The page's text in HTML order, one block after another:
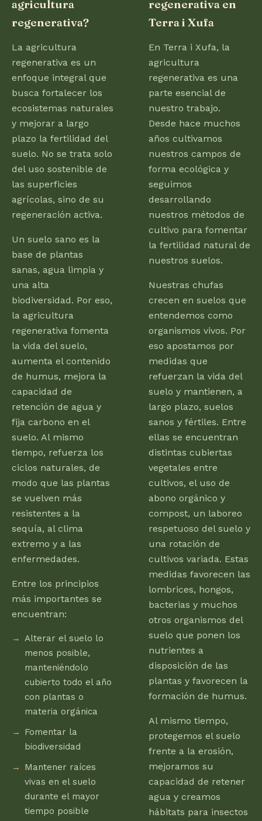
agricultura
regenerativa?
La agricultura
regenerativa es un
enfoque integral que
busca fortalecer los
ecosistemas naturales
y mejorar a largo
plazo la fertilidad del
suelo. No se trata solo
del uso sostenible de
las superficies
agrícolas, sino de su
regeneración activa.
Un suelo sano es la
base de plantas
sanas, agua limpia y
una alta
biodiversidad. Por eso,
la agricultura
regenerativa fomenta
la vida del suelo,
aumenta el contenido
de humus, mejora la
capacidad de
retención de agua y
fija carbono en el
suelo. Al mismo
tiempo, refuerza los
ciclos naturales, de
modo que las plantas
se vuelven más
resistentes a la
sequía, al clima
extremo y a las
enfermedades.
Entre los principios
más importantes se
encuentran:
Alterar el suelo lo
menos posible,
manteniéndolo
cubierto todo el año
con plantas o
materia orgánica
Fomentar la
biodiversidad
Mantener raíces
vivas en el suelo
durante el mayor
tiempo posible
regenerativa en
Terra i Xufa
En Terra i Xufa, la
agricultura
regenerativa es una
parte esencial de
nuestro trabajo.
Desde hace muchos
años cultivamos
nuestros campos de
forma ecológica y
seguimos
desarrollando
nuestros métodos de
cultivo para fomentar
la fertilidad natural de
nuestros suelos.
Nuestras chufas
crecen en suelos que
entendemos como
organismos vivos. Por
eso apostamos por
medidas que
refuerzan la vida del
suelo y mantienen, a
largo plazo, suelos
sanos y fértiles. Entre
ellas se encuentran
distintas cubiertas
vegetales entre
cultivos, el uso de
abono orgánico y
compost, un laboreo
respetuoso del suelo y
una rotación de
cultivos variada. Estas
medidas favorecen las
lombrices, hongos,
bacterias y muchos
otros organismos del
suelo que ponen los
nutrientes a
disposición de las
plantas y favorecen la
formación de humus.
Al mismo tiempo,
protegemos el suelo
frente a la erosión,
mejoramos su
capacidad de retener
agua y creamos
hábitats para insectos